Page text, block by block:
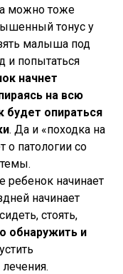
можно тоже
тонус у
малыша под
и попытаться
начнет
на всю
будет опираться
. Да и «походка на
о патологии со
начинает
начинает
стоять,
обнаружить и